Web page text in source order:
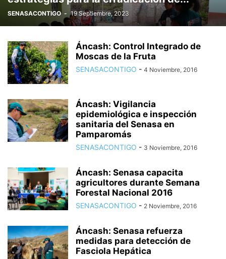
SENASACONTIGO - 19 Septiembre, 2023
Áncash: Control Integrado de
Moscas de la Fruta
SENASACONTIGO - 4 Noviembre, 2016
Áncash: Vigilancia
epidemiológica e inspección
sanitaria del Senasa en
Pamparomás
SENASACONTIGO - 3 Noviembre, 2016
Áncash: Senasa capacita
agricultores durante Semana
Forestal Nacional 2016
SENASACONTIGO - 2 Noviembre, 2016
Áncash: Senasa refuerza
medidas para detección de
Fasciola Hepática